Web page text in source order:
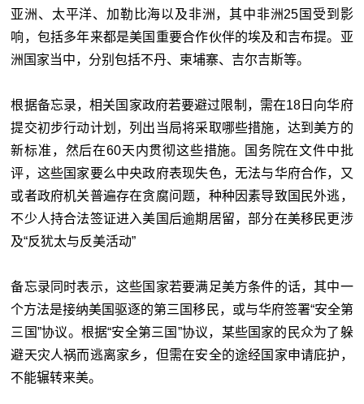
亚洲、太平洋、加勒比海以及非洲，其中非洲25国受到影
响，包括多年来都是美国重要合作伙伴的埃及和吉布提。亚
洲国家当中，分别包括不丹、柬埔寨、吉尔吉斯等。
根据备忘录，相关国家政府若要避过限制，需在18日向华府
提交初步行动计划，列出当局将采取哪些措施，达到美方的
新标准，然后在60天内贯彻这些措施。国务院在文件中批
评，这些国家要么中央政府表现失色，无法与华府合作，又
或者政府机关普遍存在贪腐问题，种种因素导致国民外逃，
不少人持合法签证进入美国后逾期居留，部分在美移民更涉
及“反犹太与反美活动”
备忘录同时表示，这些国家若要满足美方条件的话，其中一
个方法是接纳美国驱逐的第三国移民，或与华府签署“安全第
三国”协议。根据“安全第三国”协议，某些国家的民众为了躲
避天灾人祸而逃离家乡，但需在安全的途经国家申请庇护，
不能辗转来美。